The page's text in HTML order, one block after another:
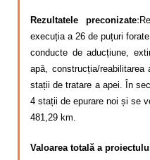
Rezultatele preconizate:
execuția a 26 de puțuri
conducte de aducțiune,
apă, construcția/
stații de tratare a apei. În
4 stații de epurare noi și se
481,29 km.
Valoarea totală a